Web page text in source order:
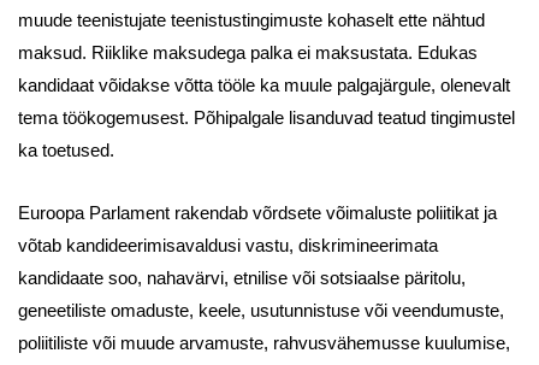
muude teenistujate teenistustingimuste kohaselt ette nähtud
maksud. Riiklike maksudega palka ei maksustata. Edukas
kandidaat võidakse võtta tööle ka muule palgajärgule, olenevalt
tema töökogemusest. Põhipalgale lisanduvad teatud tingimustel
ka toetused.
Euroopa Parlament rakendab võrdsete võimaluste poliitikat ja
võtab kandideerimisavaldusi vastu, diskrimineerimata
kandidaate soo, nahavärvi, etnilise või sotsiaalse päritolu,
geneetiliste omaduste, keele, usutunnistuse või veendumuste,
poliitiliste või muude arvamuste, rahvusvähemusse kuulumise,